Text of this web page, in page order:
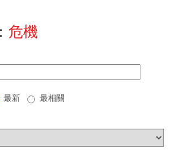
危機
最新 最相關